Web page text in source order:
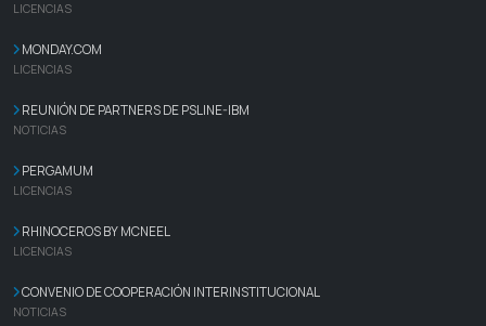
LICENCIAS
MONDAY.COM
LICENCIAS
REUNIÓN DE PARTNERS DE PSLINE-IBM
NOTICIAS
PERGAMUM
LICENCIAS
RHINOCEROS BY MCNEEL
LICENCIAS
CONVENIO DE COOPERACIÓN INTERINSTITUCIONAL
NOTICIAS